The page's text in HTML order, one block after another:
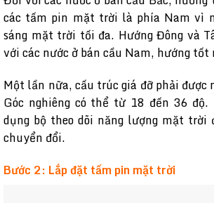
các tấm pin mặt trời là phía Nam vì
sáng mặt trời tối đa. Hướng Đông và
với các nước ở bán cầu Nam, hướng
Một lần nữa, cấu trúc giá đỡ phải được
Góc nghiêng có thể từ 18 đến 36
dụng bộ theo dõi năng lượng mặt trời
chuyển đổi.
Bước 2: Lắp đặt tấm pin mặt trời